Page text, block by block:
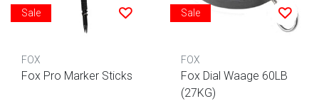
Sale
FOX
Fox Pro Marker Sticks
Sale
FOX
Fox Dial Waage 60LB
(27KG)